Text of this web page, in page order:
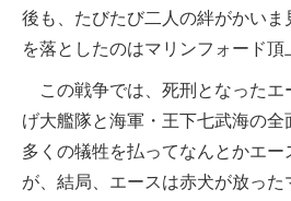
後も、たびたび二人の絆がかいま
を落としたのはマリンフォード頂
この戦争では、死刑となったエ
げ大艦隊と海軍・王下七武海の
多くの犠牲を払ってなんとかエー
が、結局、エースは赤犬が放った